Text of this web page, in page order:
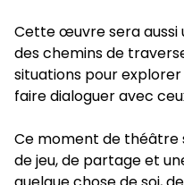
Cette œuvre sera aussi
des chemins de
situations pour
faire dialoguer avec
Ce moment de théâtre
de jeu, de partage et